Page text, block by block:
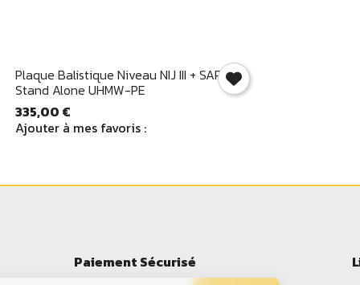
Aperçu rapide
Plaque Balistique Niveau NIJ III + SAPI
Stand Alone UHMW-PE
335,00 €
Ajouter à mes favoris :
Paiement Sécurisé